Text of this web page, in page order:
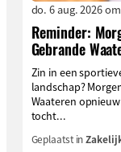
do. 6 aug. 2026
Reminder:
Gebrande
Zin in een
landschap?
Waateren
tocht...
Geplaatst in